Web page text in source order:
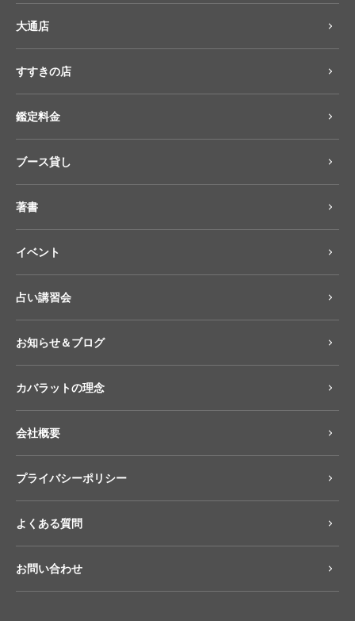
大通店
すすきの店
鑑定料金
ブース貸し
著書
イベント
占い講習会
お知らせ＆ブログ
カバラットの理念
会社概要
プライバシーポリシー
よくある質問
お問い合わせ